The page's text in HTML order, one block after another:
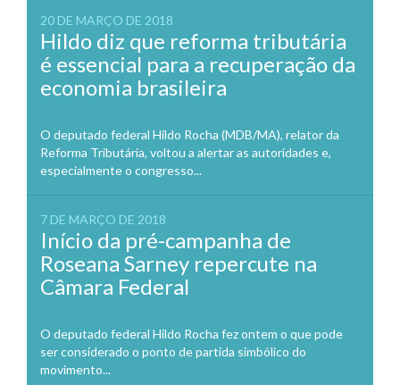
20 DE MARÇO DE 2018
Hildo diz que reforma tributária
é essencial para a recuperação da
economia brasileira
O deputado federal Hildo Rocha (MDB/MA), relator da
Reforma Tributária, voltou a alertar as autoridades e,
especialmente o congresso...
7 DE MARÇO DE 2018
Início da pré-campanha de
Roseana Sarney repercute na
Câmara Federal
O deputado federal Hildo Rocha fez ontem o que pode
ser considerado o ponto de partida simbólico do
movimento...